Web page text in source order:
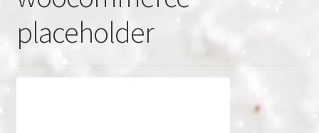
CGV
placeholder